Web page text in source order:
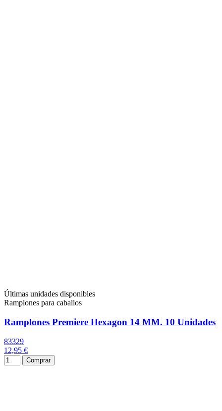
Últimas unidades disponibles
Ramplones para caballos
Ramplones Premiere Hexagon 14 MM. 10 Unidades
83329
12,95 €
Comprar